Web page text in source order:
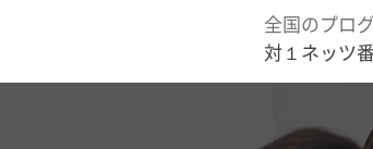
全国のプロ
対１ネッツ